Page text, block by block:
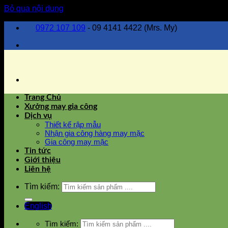
Bỏ qua nội dung
0972 107 109 - 09 4141 4422 (Mrs. My)
Trang Chủ
Xưởng may gia công
Dịch vụ
Thiết kế rập mẫu
Nhận gia công hàng may mặc
Gia công may mặc
Tin tức
Giới thiệu
Liên hệ
Tìm kiếm:
English
Tìm kiếm: